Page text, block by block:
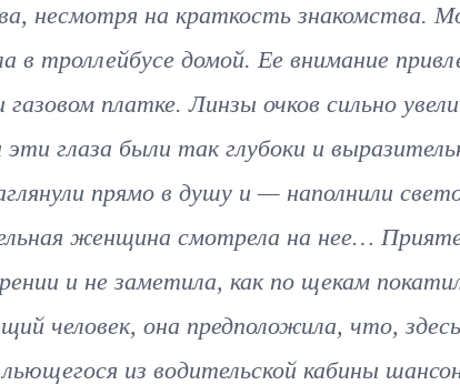
несмотря на краткость знакомства.
в троллейбусе домой. Ее внимание
платке. Линзы очков сильно
глаза были так глубоки и
прямо в душу и — наполнили
женщина смотрела на нее…
и не заметила, как по щекам
человек, она предположила, что,
из водительской кабины